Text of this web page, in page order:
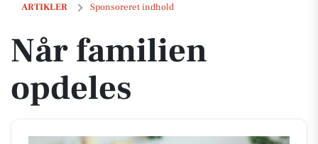
ARTIKLER Sponsoreret indhold
Når familien opdeles
Når familien
opdeles